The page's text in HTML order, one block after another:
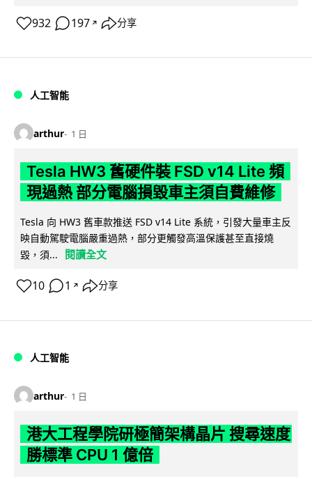
932 197 ↗ 分享
人工智能
arthur 1 日
Tesla HW3 舊硬件裝 FSD v14 Lite 頻
現過熱 部分電腦損毀車主須自費維修
Tesla 向 HW3 舊車款推送 FSD v14 Lite 系統，引發大量車主反
映自動駕駛電腦嚴重過熱，部分更觸發高溫保護甚至直接燒
毀，須...
閱讀全文
10 1 ↗ 分享
人工智能
arthur 1 日
港大工程學院研極簡架構晶片 搜尋速度
勝標準 CPU 1 億倍